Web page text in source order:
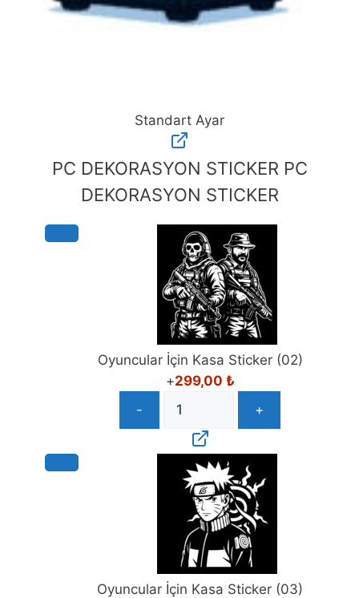
Standart Ayar
PC DEKORASYON STICKER PC
DEKORASYON STICKER
Oyuncular İçin Kasa Sticker (02)
+299,00 ₺
-
+
Oyuncular İçin Kasa Sticker (03)